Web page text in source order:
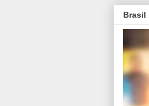
Brasil